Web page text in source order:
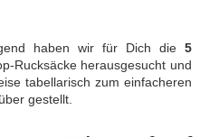
haben wir für Dich die 5
Rucksäcke herausgesucht und
tabellarisch zum einfacheren
gestellt.